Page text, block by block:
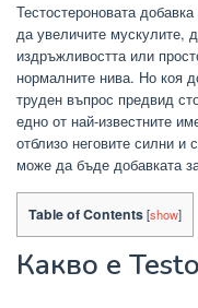
Тестостероновата
да увеличите мускулите,
издръжливостта или
нормалните нива. Но коя
труден въпрос предвид
едно от най-известните
отблизо неговите силни
може да бъде добавката
Table of Contents[show]
Какво е